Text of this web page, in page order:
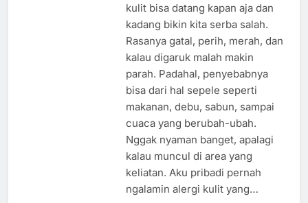
kulit bisa datang kapan aja dan
kadang bikin kita serba salah.
Rasanya gatal, perih, merah, dan
kalau digaruk malah makin
parah. Padahal, penyebabnya
bisa dari hal sepele seperti
makanan, debu, sabun, sampai
cuaca yang berubah-ubah.
Nggak nyaman banget, apalagi
kalau muncul di area yang
keliatan. Aku pribadi pernah
ngalamin alergi kulit yang…